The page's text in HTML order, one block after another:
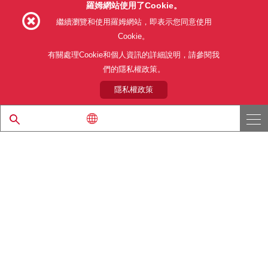
利用目的 隱私權政策
關於本公司產品銷售之標準條款(PDF)
© 1997 - 2026 ROHM CO., LTD. ALL RIGHTS RESERVED.
羅姆網站使用了Cookie。
繼續瀏覽和使用羅姆網站，即表示您同意使用
Cookie。
有關處理Cookie和個人資訊的詳細說明，請參閱我
們的隱私權政策。
隱私權政策